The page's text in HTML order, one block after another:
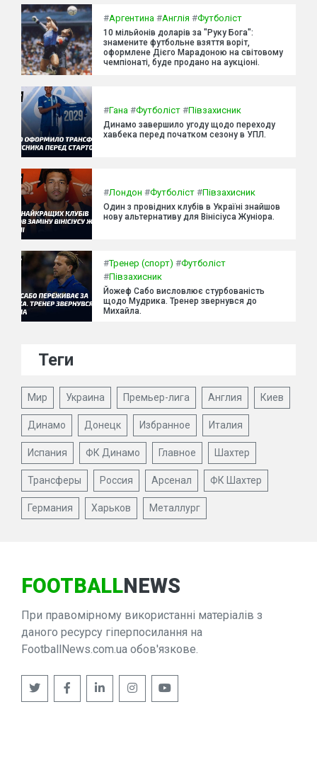
#Аргентина #Англія #Футболіст
10 мільйонів доларів за "Руку Бога":
знамените футбольне взяття воріт,
оформлене Дієго Марадоною на світовому
чемпіонаті, буде продано на аукціоні.
#Гана #Футболіст #Півзахисник
Динамо завершило угоду щодо переходу
хавбека перед початком сезону в УПЛ.
#Лондон #Футболіст #Півзахисник
Один з провідних клубів в Україні знайшов
нову альтернативу для Вінісіуса Жуніора.
#Тренер (спорт) #Футболіст
#Півзахисник
Йожеф Сабо висловлює стурбованість
щодо Мудрика. Тренер звернувся до
Михайла.
Теги
Мир Украина Премьер-лига Англия Киев
Динамо Донецк Избранное Италия
Испания ФК Динамо Главное Шахтер
Трансферы Россия Арсенал ФК Шахтер
Германия Харьков Металлург
FOOTBALLNEWS
При правомірному використанні матеріалів з
даного ресурсу гіперпосилання на
FootballNews.com.ua обов'язкове.